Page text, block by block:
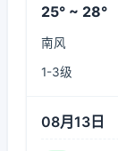
25° ~ 28°
南风
1-3级
08月13日